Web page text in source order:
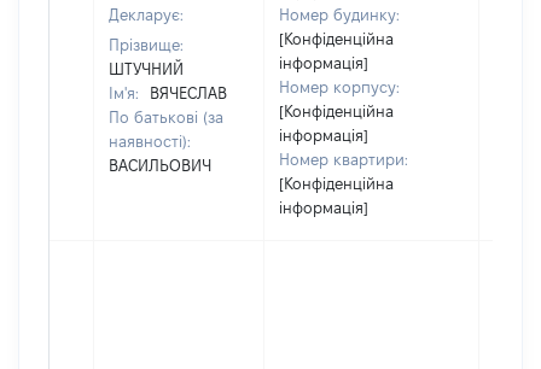
Декларує:
Прізвище:
ШТУЧНИЙ
Ім'я:
ВЯЧЕСЛАВ
По батькові (за
наявності):
ВАСИЛЬОВИЧ
Номер будинку:
[Конфіденційна
інформація]
Номер корпусу:
[Конфіденційна
інформація]
Номер квартири:
[Конфіденційна
інформація]